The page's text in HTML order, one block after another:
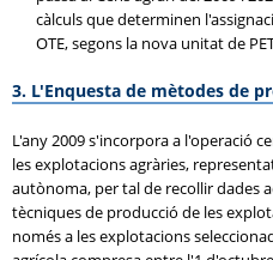
càlculs que determinen
OTE, segons la nova unitat de
3. L'Enquesta de mètodes de
L'any 2009 s'incorpora a l'operació
les explotacions agràries,
autònoma, per tal de recollir dades
tècniques de producció de les
només a les explotacions